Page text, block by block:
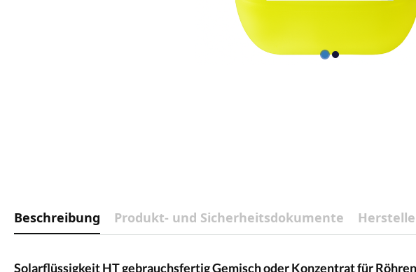
Beschreibung Produkt- und Sicherheitsdokumente
Solarflüssigkeit HT gebrauchsfertig Gemisch oder Konzentrat für